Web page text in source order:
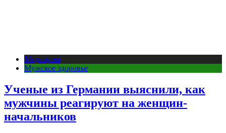
Медицина
Мужское здоровье
Ученые из Германии выяснили, как
мужчины реагируют на женщин-
начальников